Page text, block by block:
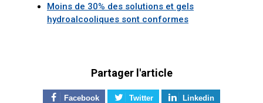
Moins de 30% des solutions et gels
hydroalcooliques sont conformes
Partager l'article
Facebook Twitter
Linkedin